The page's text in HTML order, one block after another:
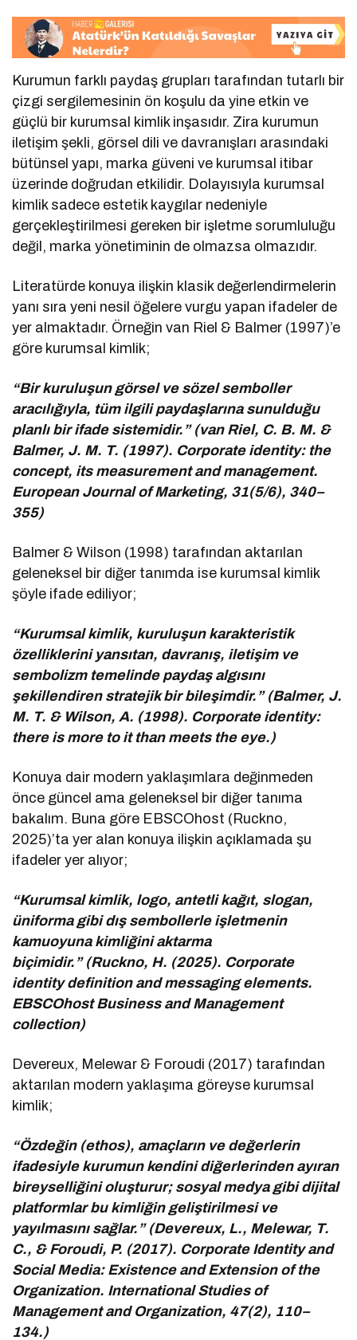
Kurumun farklı paydaş grupları tarafından tutarlı bir
çizgi sergilemesinin ön koşulu da yine etkin ve
güçlü bir kurumsal kimlik inşasıdır. Zira kurumun
iletişim şekli, görsel dili ve davranışları arasındaki
bütünsel yapı, marka güveni ve kurumsal itibar
üzerinde doğrudan etkilidir. Dolayısıyla kurumsal
kimlik sadece estetik kaygılar nedeniyle
gerçekleştirilmesi gereken bir işletme sorumluluğu
değil, marka yönetiminin de olmazsa olmazıdır.
Literatürde konuya ilişkin klasik değerlendirmelerin
yanı sıra yeni nesil öğelere vurgu yapan ifadeler de
yer almaktadır. Örneğin van Riel & Balmer (1997)’e
göre kurumsal kimlik;
“Bir kuruluşun görsel ve sözel semboller
aracılığıyla, tüm ilgili paydaşlarına sunulduğu
planlı bir ifade sistemidir.” (van Riel, C. B. M. &
Balmer, J. M. T. (1997). Corporate identity: the
concept, its measurement and management.
European Journal of Marketing, 31(5/6), 340–
355)
Balmer & Wilson (1998) tarafından aktarılan
geleneksel bir diğer tanımda ise kurumsal kimlik
şöyle ifade ediliyor;
“Kurumsal kimlik, kuruluşun karakteristik
özelliklerini yansıtan, davranış, iletişim ve
sembolizm temelinde paydaş algısını
şekillendiren stratejik bir bileşimdir.” (Balmer, J.
M. T. & Wilson, A. (1998). Corporate identity:
there is more to it than meets the eye.)
Konuya dair modern yaklaşımlara değinmeden
önce güncel ama geleneksel bir diğer tanıma
bakalım. Buna göre EBSCOhost (Ruckno,
2025)’ta yer alan konuya ilişkin açıklamada şu
ifadeler yer alıyor;
“Kurumsal kimlik, logo, antetli kağıt, slogan,
üniforma gibi dış sembollerle işletmenin
kamuoyuna kimliğini aktarma
biçimidir.” (Ruckno, H. (2025). Corporate
identity definition and messaging elements.
EBSCOhost Business and Management
collection)
Devereux, Melewar & Foroudi (2017) tarafından
aktarılan modern yaklaşıma göreyse kurumsal
kimlik;
“Özdeğin (ethos), amaçların ve değerlerin
ifadesiyle kurumun kendini diğerlerinden ayıran
bireyselliğini oluşturur; sosyal medya gibi dijital
platformlar bu kimliğin geliştirilmesi ve
yayılmasını sağlar.” (Devereux, L., Melewar, T.
C., & Foroudi, P. (2017). Corporate Identity and
Social Media: Existence and Extension of the
Organization. International Studies of
Management and Organization, 47(2), 110–
134.)